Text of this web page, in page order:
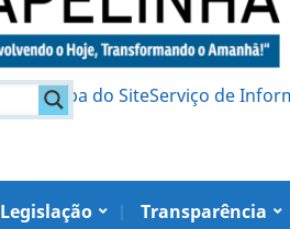
Mapa do SiteServiço de
Legislação Transparência